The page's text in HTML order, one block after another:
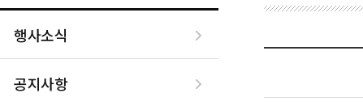
행사소식
공지사항